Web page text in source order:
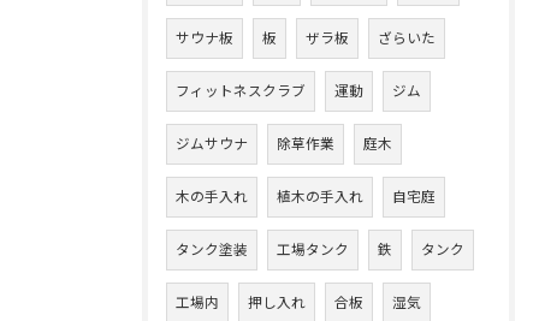
サウナ板 板 ザラ板 ざらいた
フィットネスクラブ 運動 ジム
ジムサウナ 除草作業 庭木
木の手入れ 植木の手入れ 自宅庭
タンク塗装 工場タンク 鉄 タンク
工場内 押し入れ 合板 湿気